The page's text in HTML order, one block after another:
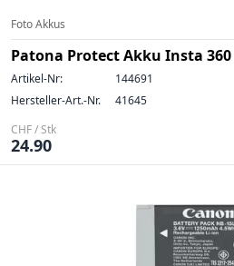
Foto Akkus
Patona Protect Akku Insta 360
Artikel-Nr:
144691
Hersteller-Art.-Nr.
41645
CHF / Stk
24.90